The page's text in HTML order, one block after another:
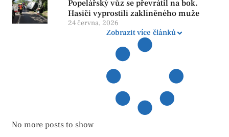
Popelářský vůz se převrátil na bok.
Hasiči vyprostili zaklíněného muže
24 června, 2026
Zobrazit více článků
No more posts to show